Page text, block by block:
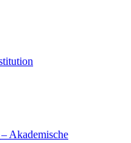
Akademische